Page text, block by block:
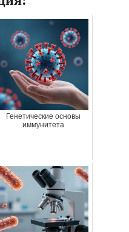
Генетические основы
иммунитета